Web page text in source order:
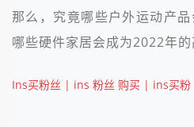
那么，究竟哪些户外运动产
哪些硬件家居会成为2022年的
Ins买粉丝 | ins 粉丝 购买 | ins买粉